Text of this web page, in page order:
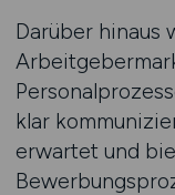
Darüber hinaus
klar
erwartet und